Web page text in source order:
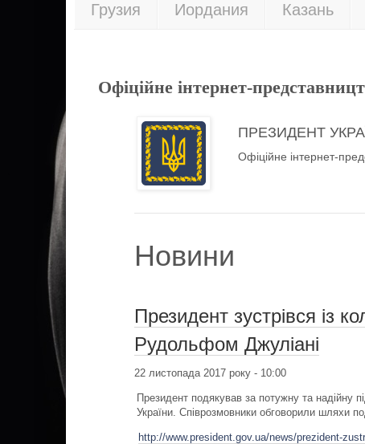
Грузия Иордания Казань
Офіційне інтернет-
ПРЕЗИДЕНТ
Офіційне інтернет-
Новини
Президент зустрівся із
Рудольфом Джуліані
22 листопада 2017 року - 10:00
Президент подякував за потужну та надійну
України. Співрозмовники обговорили шляхи
http://www.president.gov.ua/news/prezident-